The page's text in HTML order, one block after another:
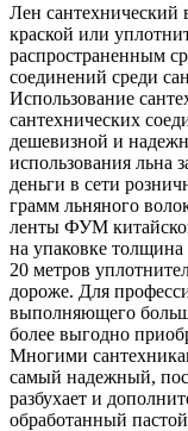
Лен сантехнический
краской или
распространенным
соединений среди
Использование
сантехнических
дешевизной и
использования льна
деньги в сети
грамм льняного
ленты ФУМ
на упаковке
20 метров
дороже. Для
выполняющего
более выгодно
Многими
самый надежный,
разбухает и
обработанный